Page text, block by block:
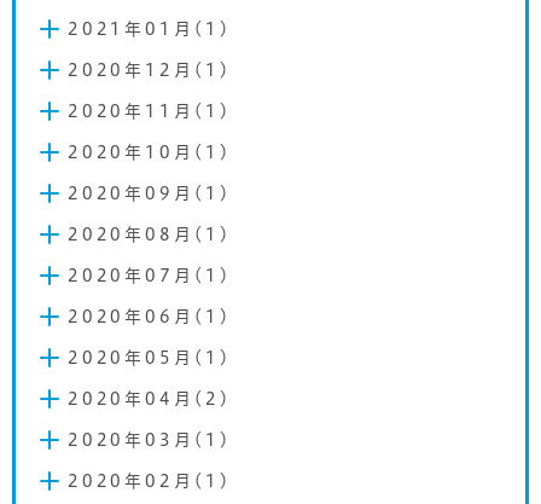
2021年01月(1)
2020年12月(1)
2020年11月(1)
2020年10月(1)
2020年09月(1)
2020年08月(1)
2020年07月(1)
2020年06月(1)
2020年05月(1)
2020年04月(2)
2020年03月(1)
2020年02月(1)